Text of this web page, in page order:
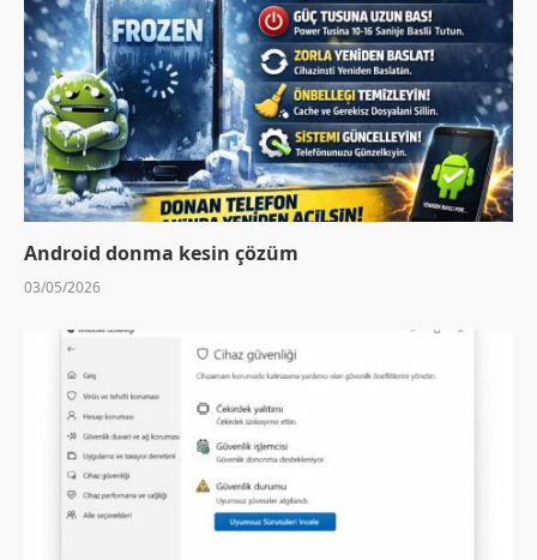
Android donma kesin çözüm
03/05/2026